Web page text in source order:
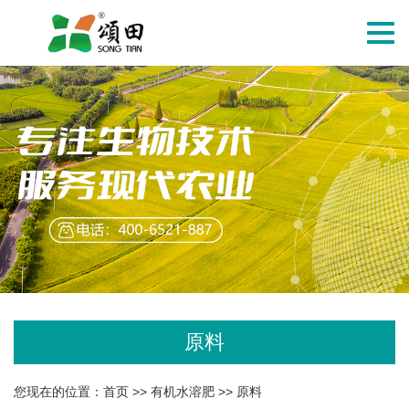
切
导
航
原料
您现在的位置： 首页 >> 有机水溶肥 >> 原料